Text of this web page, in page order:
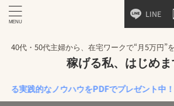
LINE
40代・50代主婦から、在宅ワークで“月5万円”
稼げる私、はじめま
的なノウハウをPDFでプレゼント中！